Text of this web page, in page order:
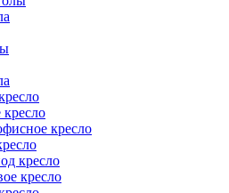
кресло
кресло
кресло
кресло